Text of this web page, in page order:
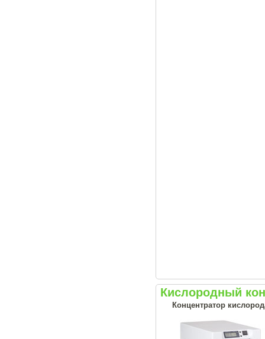
Кислородный
Концентратор